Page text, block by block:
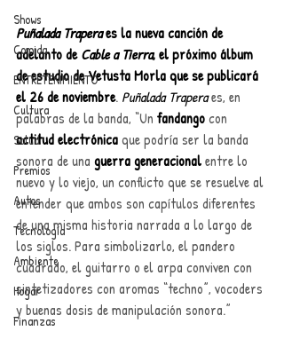
dinamicaseltrendytop@gmail.com
Shows
Comida
ENTRETENIMIENTO
Cultura
Salud
Premios
Autos
Tecnología
Ambiente
Hogar
Finanzas
Puñalada Trapera es la nueva canción de
adelanto de Cable a Tierra, el próximo álbum
de estudio de Vetusta Morla que se publicará
el 26 de noviembre. Puñalada Trapera es, en
palabras de la banda, “Un fandango con
actitud electrónica que podría ser la banda
sonora de una guerra generacional entre lo
nuevo y lo viejo, un conflicto que se resuelve al
entender que ambos son capítulos diferentes
de una misma historia narrada a lo largo de
los siglos. Para simbolizarlo, el pandero
cuadrado, el guitarro o el arpa conviven con
sintetizadores con aromas “techno”, vocoders
y buenas dosis de manipulación sonora.”